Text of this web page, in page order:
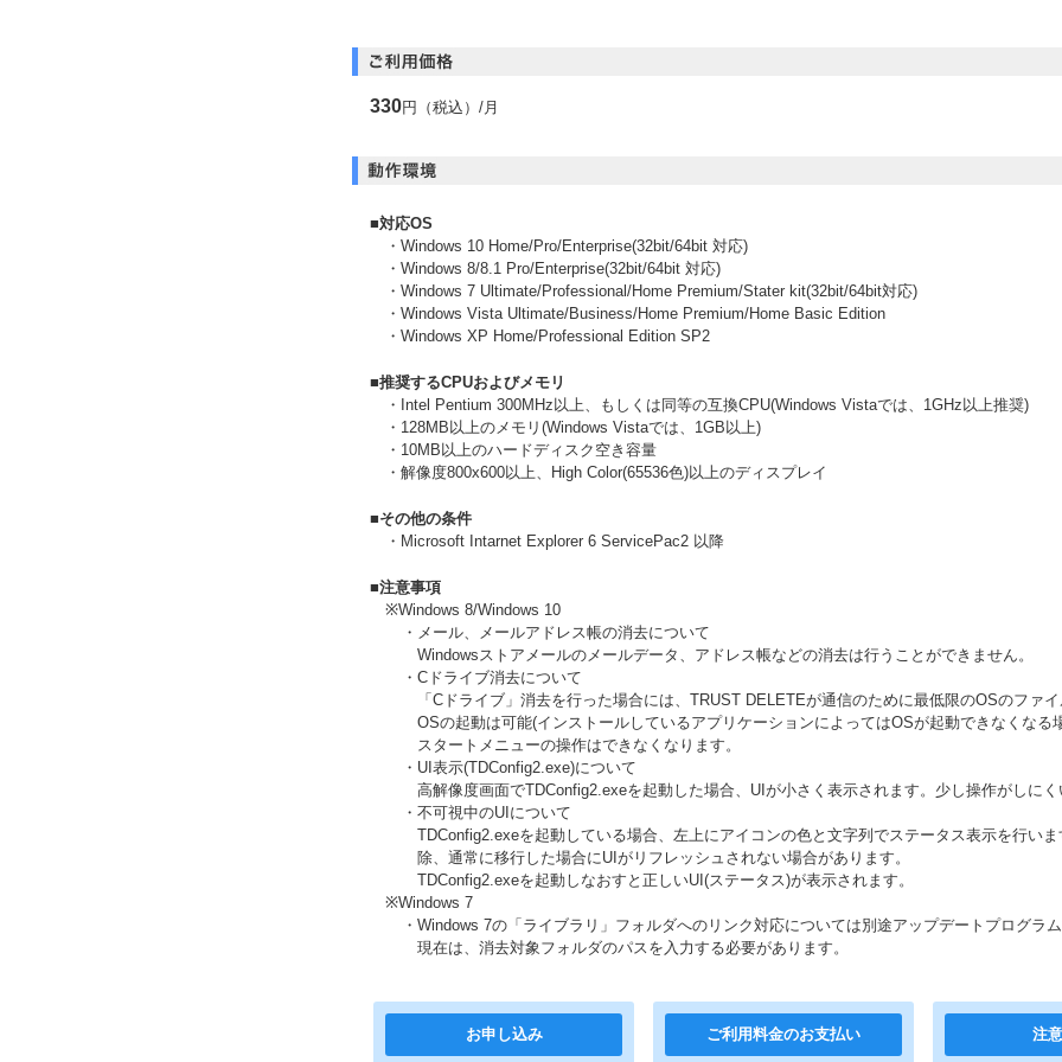
330円（税込）/月
■対応OS
・Windows 10 Home/Pro/Enterprise(32bit/64bit 対応)
・Windows 8/8.1 Pro/Enterprise(32bit/64bit 対応)
・Windows 7 Ultimate/Professional/Home Premium/Stater kit(32bit/64bit対応)
・Windows Vista Ultimate/Business/Home Premium/Home Basic Edition
・Windows XP Home/Professional Edition SP2
■推奨するCPUおよびメモリ
・Intel Pentium 300MHz以上、もしくは同等の互換CPU(Windows Vistaでは、1GHz以上推奨)
・128MB以上のメモリ(Windows Vistaでは、1GB以上)
・10MB以上のハードディスク空き容量
・解像度800x600以上、High Color(65536色)以上のディスプレイ
■その他の条件
・Microsoft Intarnet Explorer 6 ServicePac2 以降
■注意事項
※Windows 8/Windows 10
・メール、メールアドレス帳の消去について
Windowsストアメールのメールデータ、アドレス帳などの消去は行うことができません。
・Cドライブ消去について
「Cドライブ」消去を行った場合には、TRUST DELETEが通信のために最低限のOSのファイ
OSの起動は可能(インストールしているアプリケーションによってはOSが起動できなくなる
スタートメニューの操作はできなくなります。
・UI表示(TDConfig2.exe)について
高解像度画面でTDConfig2.exeを起動した場合、UIが小さく表示されます。少し操作がしにく
・不可視中のUIについて
TDConfig2.exeを起動している場合、左上にアイコンの色と文字列でステータス表示を行い
除、通常に移行した場合にUIがリフレッシュされない場合があります。
TDConfig2.exeを起動しなおすと正しいUI(ステータス)が表示されます。
※Windows 7
・Windows 7の「ライブラリ」フォルダへのリンク対応については別途アップデートプログラム
現在は、消去対象フォルダのパスを入力する必要があります。
お申し込み ご利用料金のお支払い 注